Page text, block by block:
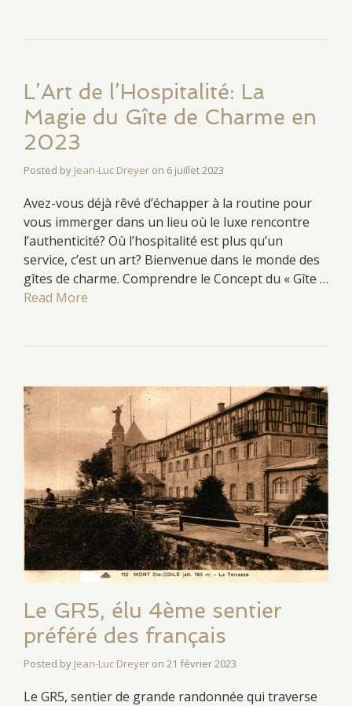
L’Art de l’Hospitalité: La
Magie du Gîte de Charme en
2023
Posted by Jean-Luc Dreyer on 6 juillet 2023
Avez-vous déjà rêvé d’échapper à la routine pour
vous immerger dans un lieu où le luxe rencontre
l’authenticité? Où l’hospitalité est plus qu’un
service, c’est un art? Bienvenue dans le monde des
gîtes de charme. Comprendre le Concept du « Gîte …
Read More
Le GR5, élu 4ème sentier
préféré des français
Posted by Jean-Luc Dreyer on 21 février 2023
Le GR5, sentier de grande randonnée qui traverse